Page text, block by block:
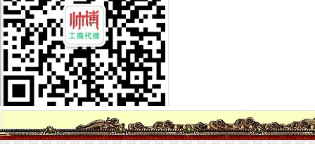
相城经开区增资扩股项目的丝列表-雪球
吉林辽源经开区增资辽源各类公司收购-爱喇叭网
昌乐经开区发展提质效-经济导报数字报
世界500企业入驻西安经开区5项目投资超14亿_云南网
岳经开区重招商引资中介人高可300万元_园区频道_红网
东平经开区组合拳化解“用工难”-经济导报数字报
沈正勤会计在经开区天门湖周边快速注册公司代账增资验-爱喇叭网
铜陵经开区铜基新材料产业发展基金新增资5亿元_财经_新民网
【为经开区明珠广场附近增资验资注册注销转让变更公司】-合肥开发
“暖巢”的效应看龙南经开区加大安商服务工作力度-龙南,经开区-赣